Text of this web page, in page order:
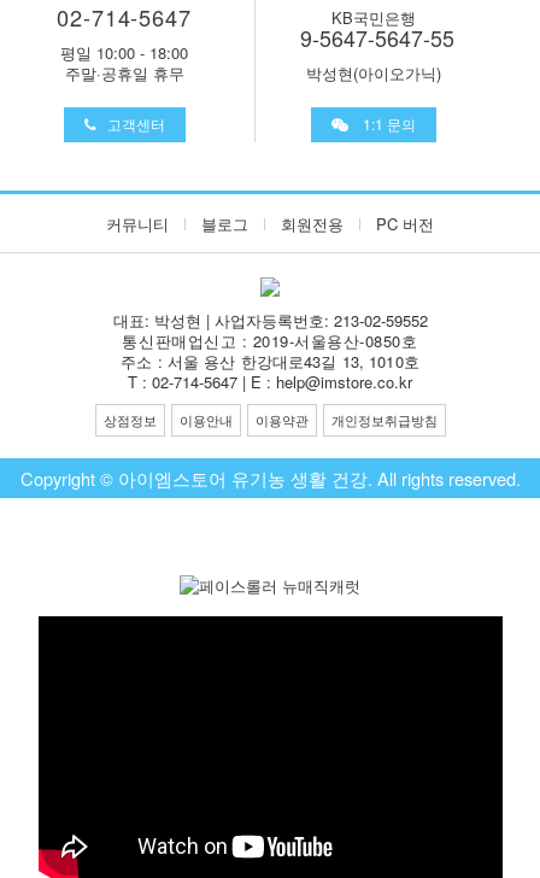
02-714-5647
평일 10:00 - 18:00
주말·공휴일 휴무
고객센터
KB국민은행
9-5647-5647-55
박성현(아이오가닉)
1:1 문의
커뮤니티 블로그 회원전용 PC 버전
대표: 박성현 | 사업자등록번호: 213-02-59552
통신판매업신고 : 2019-서울용산-0850호
주소 : 서울 용산 한강대로43길 13, 1010호
T : 02-714-5647 | E : help@imstore.co.kr
상점정보 이용안내 이용약관 개인정보취급방침
Copyright © 아이엠스토어 유기농 생활 건강. All rights reserved.